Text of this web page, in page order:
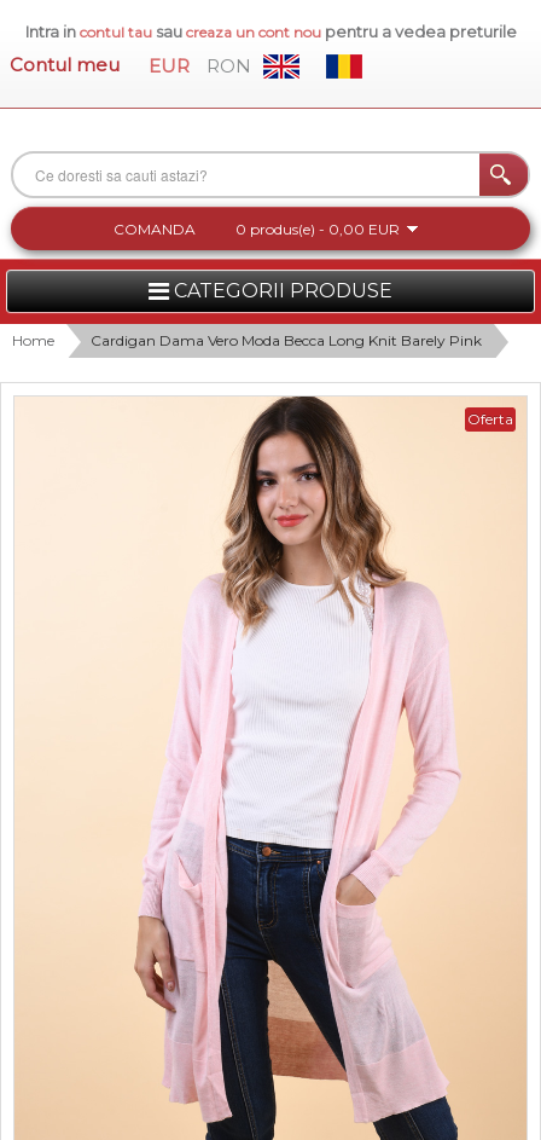
Intra in contul tausau creaza un cont nou pentru a vedea preturile
Contul meu EUR RON
COMANDA 0 produs(e) - 0,00 EUR
CATEGORII PRODUSE
FEMEI
BARBATI
Home Cardigan Dama Vero Moda Becca Long Knit Barely Pink
Oferta